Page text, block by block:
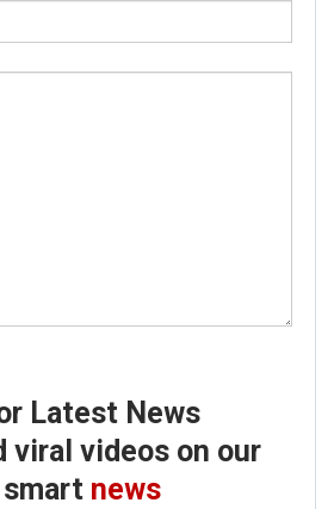
Latest News
viral videos on our
news